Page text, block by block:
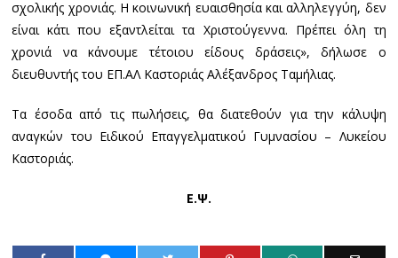
σχολικής χρονιάς. Η κοινωνική ευαισθησία και αλληλεγγύη, δεν
είναι κάτι που εξαντλείται τα Χριστούγεννα. Πρέπει όλη τη
χρονιά να κάνουμε τέτοιου είδους δράσεις», δήλωσε ο
διευθυντής του ΕΠ.ΑΛ Καστοριάς Αλέξανδρος Ταμήλιας.
Τα έσοδα από τις πωλήσεις, θα διατεθούν για την κάλυψη
αναγκών του Ειδικού Επαγγελματικού Γυμνασίου – Λυκείου
Καστοριάς.
Ε.Ψ.